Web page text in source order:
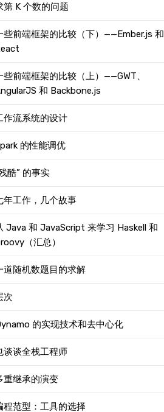
第 K 个数的问题
些前端框架的比较（下）——Ember.js 和
些前端框架的比较（上）——GWT、
和 Backbone.js
作流系统的设计
的性能调优
酷” 的事实
年工作，几个故事
Java 和 JavaScript 来学习 Haskell 和
（汇总）
道随机数题目的求解
次
的实现技术和去中心化
谈谈全栈工程师
重继承的演变
程范型：工具的选择